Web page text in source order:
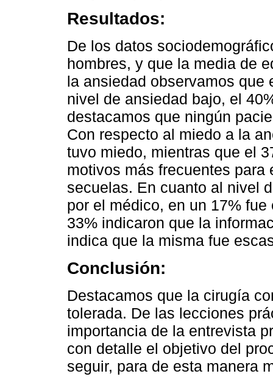
Resultados:
De los datos
hombres, y que la media de
la ansiedad observamos que
nivel de ansiedad bajo, el
destacamos que ningún
Con respecto al miedo a la
tuvo miedo, mientras que el
motivos más frecuentes para
secuelas. En cuanto al nivel
por el médico, en un 17%
33% indicaron que la
indica que la misma fue
Conclusión:
Destacamos que la cirugía
tolerada. De las lecciones
importancia de la entrevista
con detalle el objetivo del
seguir, para de esta manera